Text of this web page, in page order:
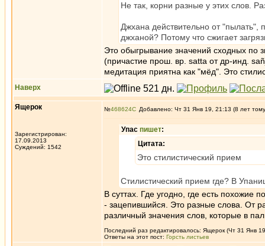
Не так, корни разные у этих слов.
Джхана действительно от "пылать",
джханой? Потому что сжигает
Это обыгрывание значений сходных по
(причастие прош. вр. satta от др-инд.
медитация приятна как "мёд". Это
Наверх
Ящерок
Зарегистрирован:
17.09.2013
Суждений: 1542
№468624 Добавлено: Чт 31 Янв 19, 21:13 (8 лет
Упас пишет:
Цитата:
Это стилистический прием
Стилистический прием где? В
В суттах. Где угодно, где есть похожие
- зацепившийся. Это разные слова. От
различный значения слов, которые в
Последний раз редактировалось: Ящерок (Чт 31 Янв
Ответы на этот пост: Горсть листьев